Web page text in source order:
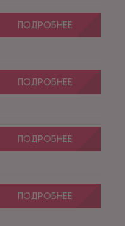
ПОДРОБНЕЕ
ПОДРОБНЕЕ
ПОДРОБНЕЕ
ПОДРОБНЕЕ